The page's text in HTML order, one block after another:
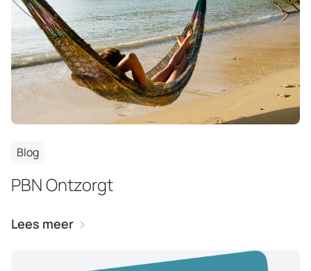
Blog
PBN Ontzorgt
Lees meer